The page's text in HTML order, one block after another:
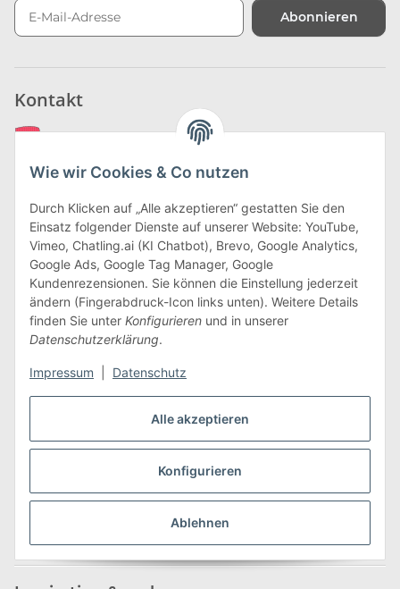
Alle akzeptieren
Konfigurieren
Ablehnen
Wie wir Cookies & Co nutzen
Durch Klicken auf „Alle akzeptieren“ gestatten Sie den
Einsatz folgender Dienste auf unserer Website: YouTube,
Vimeo, Chatling.ai (KI Chatbot), Brevo, Google Analytics,
Google Ads, Google Tag Manager, Google
Kundenrezensionen. Sie können die Einstellung jederzeit
ändern (Fingerabdruck-Icon links unten). Weitere Details
finden Sie unter Konfigurieren und in unserer
Datenschutzerklärung.
Impressum Datenschutz
Abonnieren
Kontakt
Edeline Kidz GmbH
Hauptstraße 215
09618 Großhartmannsdorf
Tel.: +49 (0) 37329 7388000
Fax: +49 (0) 37329 7388009
E-Mail:info@edeline-kidz.de
Mo. - Do.: 8:00 - 16:00 Uhr
Fr.: 8:00 - 14:00 Uhr
Zum Kontaktformular